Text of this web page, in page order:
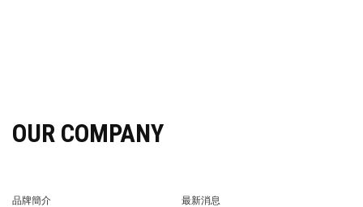
OUR COMPANY
品牌簡介
最新消息